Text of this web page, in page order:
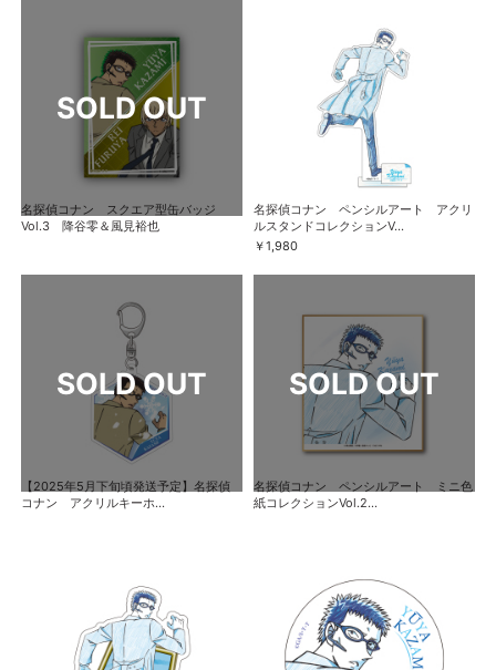
名探偵コナン スクエア型缶バッジ
Vol.3 降谷零＆風見裕也
名探偵コナン ペンシルアート アクリ
ルスタンドコレクションV...
￥1,980
【2025年5月下旬頃発送予定】名探偵
コナン アクリルキーホ...
名探偵コナン ペンシルアート ミニ色
紙コレクションVol.2...